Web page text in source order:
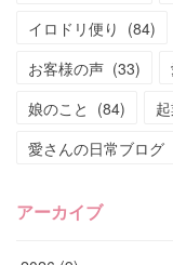
イロドリ便り (84)
お客様の声 (33)
娘のこと (84)
愛さんの日常ブログ
アーカイブ